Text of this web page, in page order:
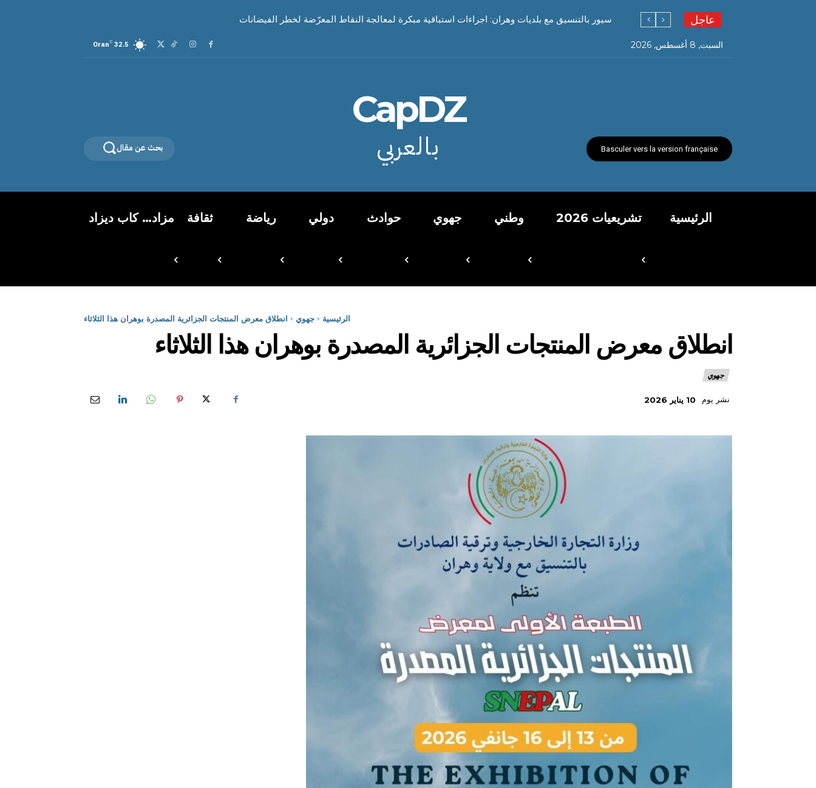
عاجل سيور بالتنسيق مع بلديات وهران: اجراءات استباقية مبكرة لمعالجة النقاط المعرّضة لخطر الفيضانات
السبت, 8 أغسطس, 2026 32.5
C
Oran
Basculer vers la version française
CapDZ
بالعربي بحث عن مقال
الرئيسية تشريعيات 2026 وطني جهوي حوادث دولي رياضة ثقافة مزاد… كاب ديزاد
الرئيسية جهوي انطلاق معرض المنتجات الجزائرية المصدرة بوهران هذا الثلاثاء
انطلاق معرض المنتجات الجزائرية المصدرة بوهران هذا الثلاثاء
جهوي
نشر يوم 10 يناير 2026